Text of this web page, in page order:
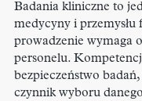
Badania kliniczne to
medycyny i przemysłu
prowadzenie wymaga
personelu.
bezpieczeństwo
czynnik wyboru